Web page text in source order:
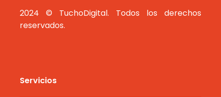
2024 © TuchoDigital. Todos los derechos
reservados.
Servicios